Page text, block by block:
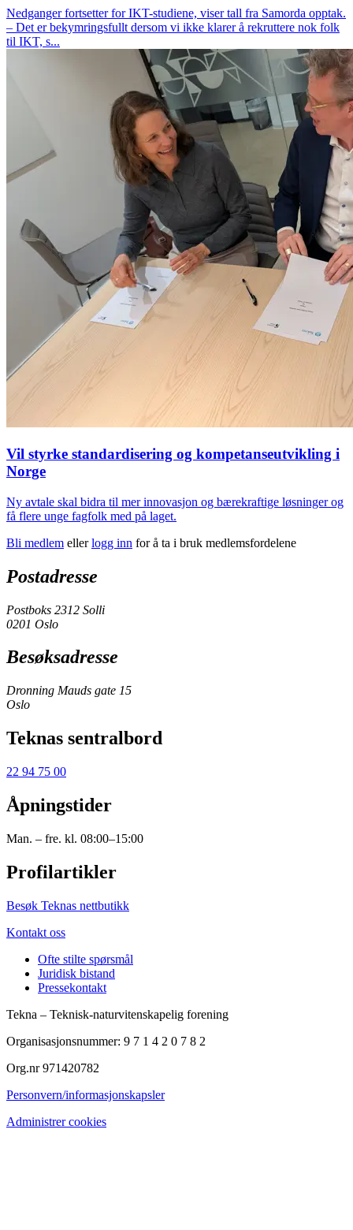
Nedganger fortsetter for IKT-studiene, viser tall fra Samorda opptak.
– Det er bekymringsfullt dersom vi ikke klarer å rekruttere nok folk
til IKT, s...
Vil styrke standardisering og kompetanseutvikling i
Norge
Ny avtale skal bidra til mer innovasjon og bærekraftige løsninger og
få flere unge fagfolk med på laget.
Bli medlem ellerlogg inn for å ta i bruk medlemsfordelene
Postadresse
Postboks 2312 Solli
0201 Oslo
Besøksadresse
Dronning Mauds gate 15
Oslo
Teknas sentralbord
22 94 75 00
Åpningstider
Man. – fre. kl. 08:00–15:00
Profilartikler
Besøk Teknas nettbutikk
Kontakt oss
Ofte stilte spørsmål
Juridisk bistand
Pressekontakt
Tekna – Teknisk-naturvitenskapelig forening
Organisasjonsnummer: 9 7 1 4 2 0 7 8 2
Org.nr 971420782
Personvern/informasjonskapsler
Administrer cookies